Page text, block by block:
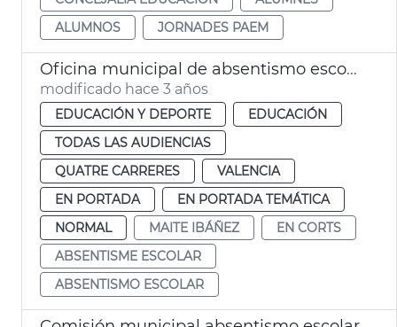
ALUMNOS
JORNADES PAEM
Oficina municipal de absentismo escolar
modificado hace 3 años
EDUCACIÓN Y DEPORTE
EDUCACIÓN
TODAS LAS AUDIENCIAS
QUATRE CARRERES
VALENCIA
EN PORTADA
EN PORTADA TEMÁTICA
NORMAL
MAITE IBÁÑEZ
EN CORTS
ABSENTISME ESCOLAR
ABSENTISMO ESCOLAR